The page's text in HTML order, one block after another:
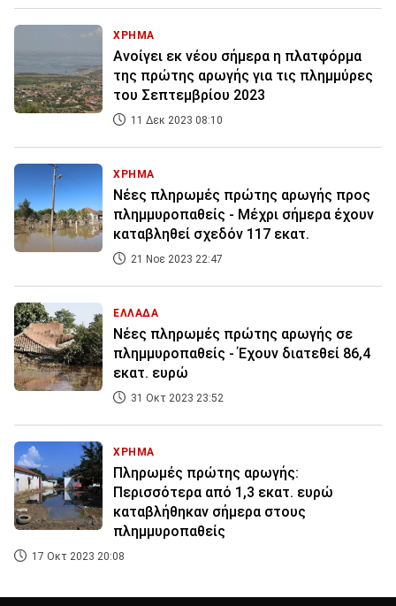
ΧΡΗΜΑ
Ανοίγει εκ νέου σήμερα η πλατφόρμα
της πρώτης αρωγής για τις πλημμύρες
του Σεπτεμβρίου 2023
11 Δεκ 2023 08:10
ΧΡΗΜΑ
Νέες πληρωμές πρώτης αρωγής προς
πλημμυροπαθείς - Μέχρι σήμερα έχουν
καταβληθεί σχεδόν 117 εκατ.
21 Νοε 2023 22:47
ΕΛΛΑΔΑ
Νέες πληρωμές πρώτης αρωγής σε
πλημμυροπαθείς - Έχουν διατεθεί 86,4
εκατ. ευρώ
31 Οκτ 2023 23:52
ΧΡΗΜΑ
Πληρωμές πρώτης αρωγής:
Περισσότερα από 1,3 εκατ. ευρώ
καταβλήθηκαν σήμερα στους
πλημμυροπαθείς
17 Οκτ 2023 20:08